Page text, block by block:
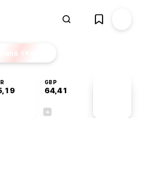
EKSTRA
GBP
64,41